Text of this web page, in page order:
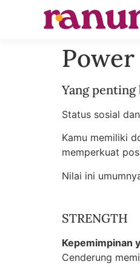
Power
Yang
Status sosial
Kamu memiliki
memperkuat
Nilai ini
STRENGTH
Kepemimpinan
Cenderung